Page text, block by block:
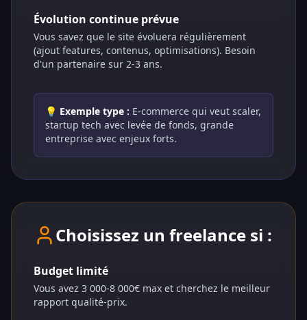
Évolution continue prévue
Vous savez que le site évoluera régulièrement
(ajout features, contenus, optimisations). Besoin
d'un partenaire sur 2-3 ans.
💡 Exemple type : E-commerce qui veut scaler,
startup tech avec levée de fonds, grande
entreprise avec enjeux forts.
Choisissez un freelance si :
Budget limité
Vous avez 3 000-8 000€ max et cherchez le meilleur
rapport qualité-prix.